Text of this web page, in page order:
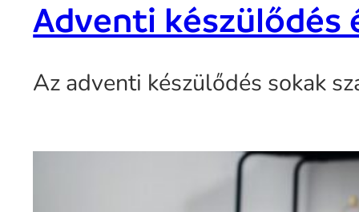
Adventi készülődés
Az adventi készülődés sokak